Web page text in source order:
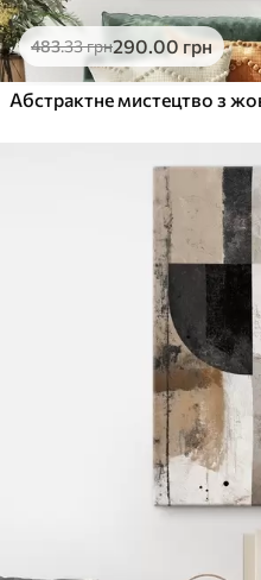
483.33грн290 .00 грн